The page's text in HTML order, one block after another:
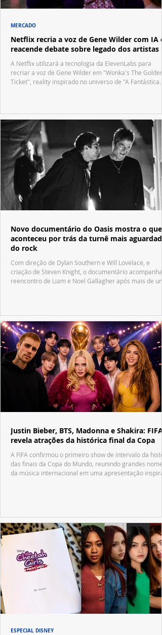
Netflix recria a voz de Gene Wilder com IA e
reacende debate sobre legado dos artistas
A Netflix utilizará a tecnologia da ElevenLabs para
recriar a voz de Gene Wilder em "Wonka's The Golden
Ticket", reality inspirado no universo de "A Fantástica
MERCADO
Novo documentário do Oasis mostra o que
aconteceu por trás da turnê mais aguardada
do rock
Com direção de Dylan Southern e Will Lovelace, e
criação de Steven Knight, o documentário acompanha
reencontro de Liam e Noel Gallagher após mais de
Justin Bieber, BTS, Madonna e Shakira: FIFA
revela atrações da histórica final da Copa
A FIFA confirmou o primeiro show de intervalo da
das finais da Copa do Mundo, reunindo grandes nomes
da música internacional em uma apresentação
ESPECIAL DISNEY